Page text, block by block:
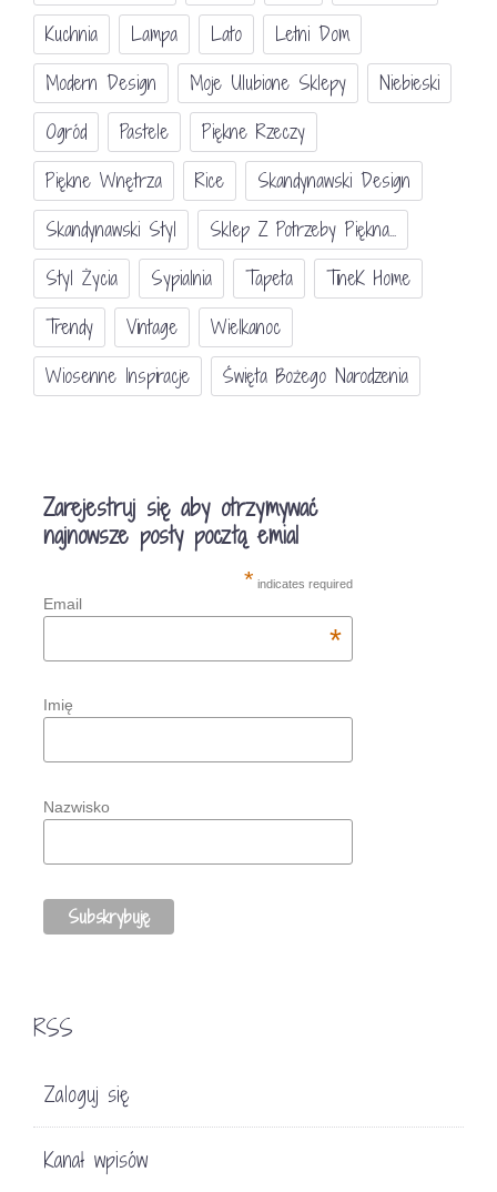
Kuchnia
Lampa Lato
Letni Dom
Modern Design
Moje Ulubione Sklepy
Niebieski
Ogród
Pastele
Piękne Rzeczy
Piękne Wnętrza
Rice
Skandynawski Design
Skandynawski Styl
Sklep Z Potrzeby Piękna...
Styl Życia
Sypialnia Tapeta
TineK Home
Trendy
Vintage
Wielkanoc
Wiosenne Inspiracje
Święta Bożego Narodzenia
Zarejestruj się aby otrzymywać
najnowsze posty pocztą emial
* indicates required
Email
*
Imię
Nazwisko
RSS
Zaloguj się
Kanał wpisów